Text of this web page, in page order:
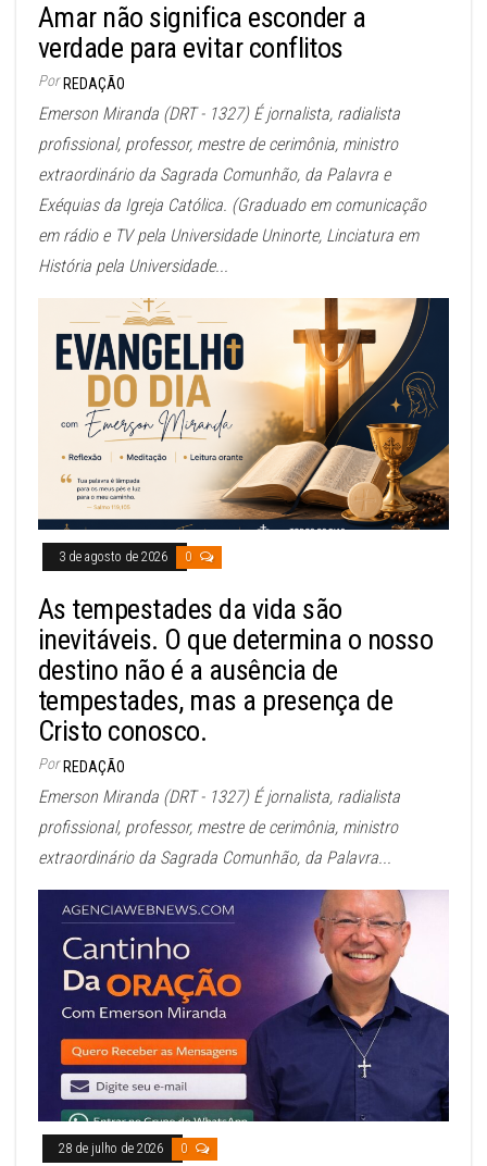
Amar não significa esconder a
verdade para evitar conflitos
Por REDAÇÃO
Emerson Miranda (DRT - 1327) É jornalista, radialista
profissional, professor, mestre de cerimônia, ministro
extraordinário da Sagrada Comunhão, da Palavra e
Exéquias da Igreja Católica. (Graduado em comunicação
em rádio e TV pela Universidade Uninorte, Linciatura em
História pela Universidade...
3 de agosto de 2026 0
As tempestades da vida são
inevitáveis. O que determina o nosso
destino não é a ausência de
tempestades, mas a presença de
Cristo conosco.
Por REDAÇÃO
Emerson Miranda (DRT - 1327) É jornalista, radialista
profissional, professor, mestre de cerimônia, ministro
extraordinário da Sagrada Comunhão, da Palavra...
28 de julho de 2026 0